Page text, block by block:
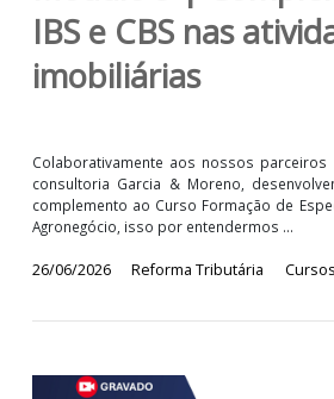
Módulo 9 |
imobiliárias
Colaborativamente aos nossos
26/06/2026 Reforma Tributária